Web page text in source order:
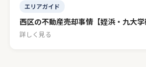
エリアガイド
西区の不動産売却事情【姪浜・九大学
詳しく見る